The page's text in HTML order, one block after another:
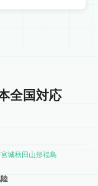
全国対応
宮城秋田 山形福島